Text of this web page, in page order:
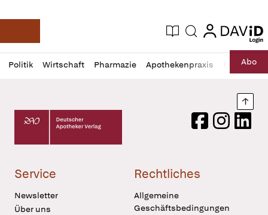
Deutsche Apotheker Zeitung
Aktuelle Ausgabe
Suche login
login
Politik Wirtschaft Pharmazie Apothekenpraxis RechtAbo
Profil
öffnen
Daz
Pur
Deutscher Apotheker Verlag Logo
FacebookInstagram
Service
Newsletter
Über uns
Rechtliches
Allgemeine
Geschäftsbedingungen